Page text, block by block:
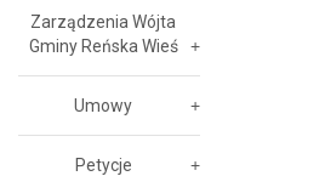
Zarządzenia Wójta
Gminy Reńska Wieś
Umowy
Petycje